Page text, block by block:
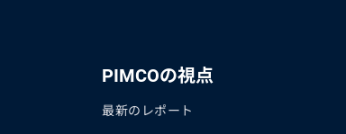
PIMCOの視点
最新のレポート